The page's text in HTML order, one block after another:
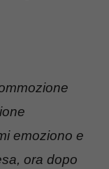
emoziono e
ora dopo